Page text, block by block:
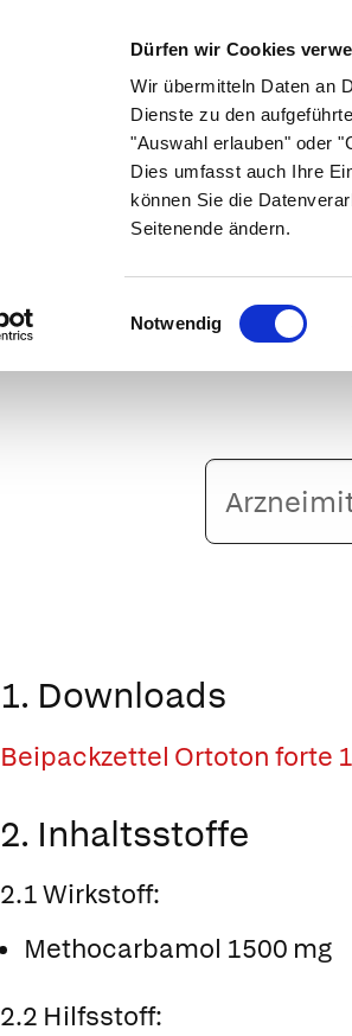
Dürfen wir Cookies
Wir übermitteln Daten an
Dienste zu den
"Auswahl erlauben" oder
Dies umfasst auch Ihre
können Sie die
Seitenende ändern.
Einwilligungsauswahl
Notwendig
Symptome Therapie
Arzneimittelname
oder
PZN
1. Downloads
Beipackzettel Ortoton forte
2. Inhaltsstoffe
2.1 Wirkstoff:
Methocarbamol 1500 mg
2.2 Hilfsstoff: